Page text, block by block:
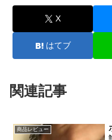
X
はてブ
関連記事
商品レビュー